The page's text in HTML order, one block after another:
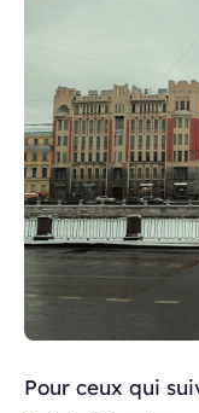
Pour ceux qui